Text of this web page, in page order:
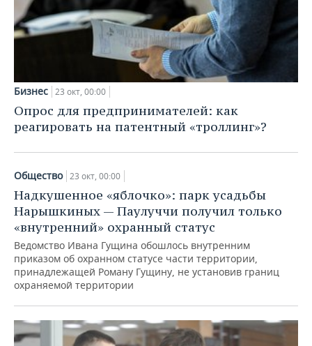
Бизнес 23 окт, 00:00
Опрос для предпринимателей: как
реагировать на патентный «троллинг»?
Общество 23 окт, 00:00
Надкушенное «яблочко»: парк усадьбы
Нарышкиных — Паулуччи получил только
«внутренний» охранный статус
Ведомство Ивана Гущина обошлось внутренним
приказом об охранном статусе части территории,
принадлежащей Роману Гущину, не установив границ
охраняемой территории